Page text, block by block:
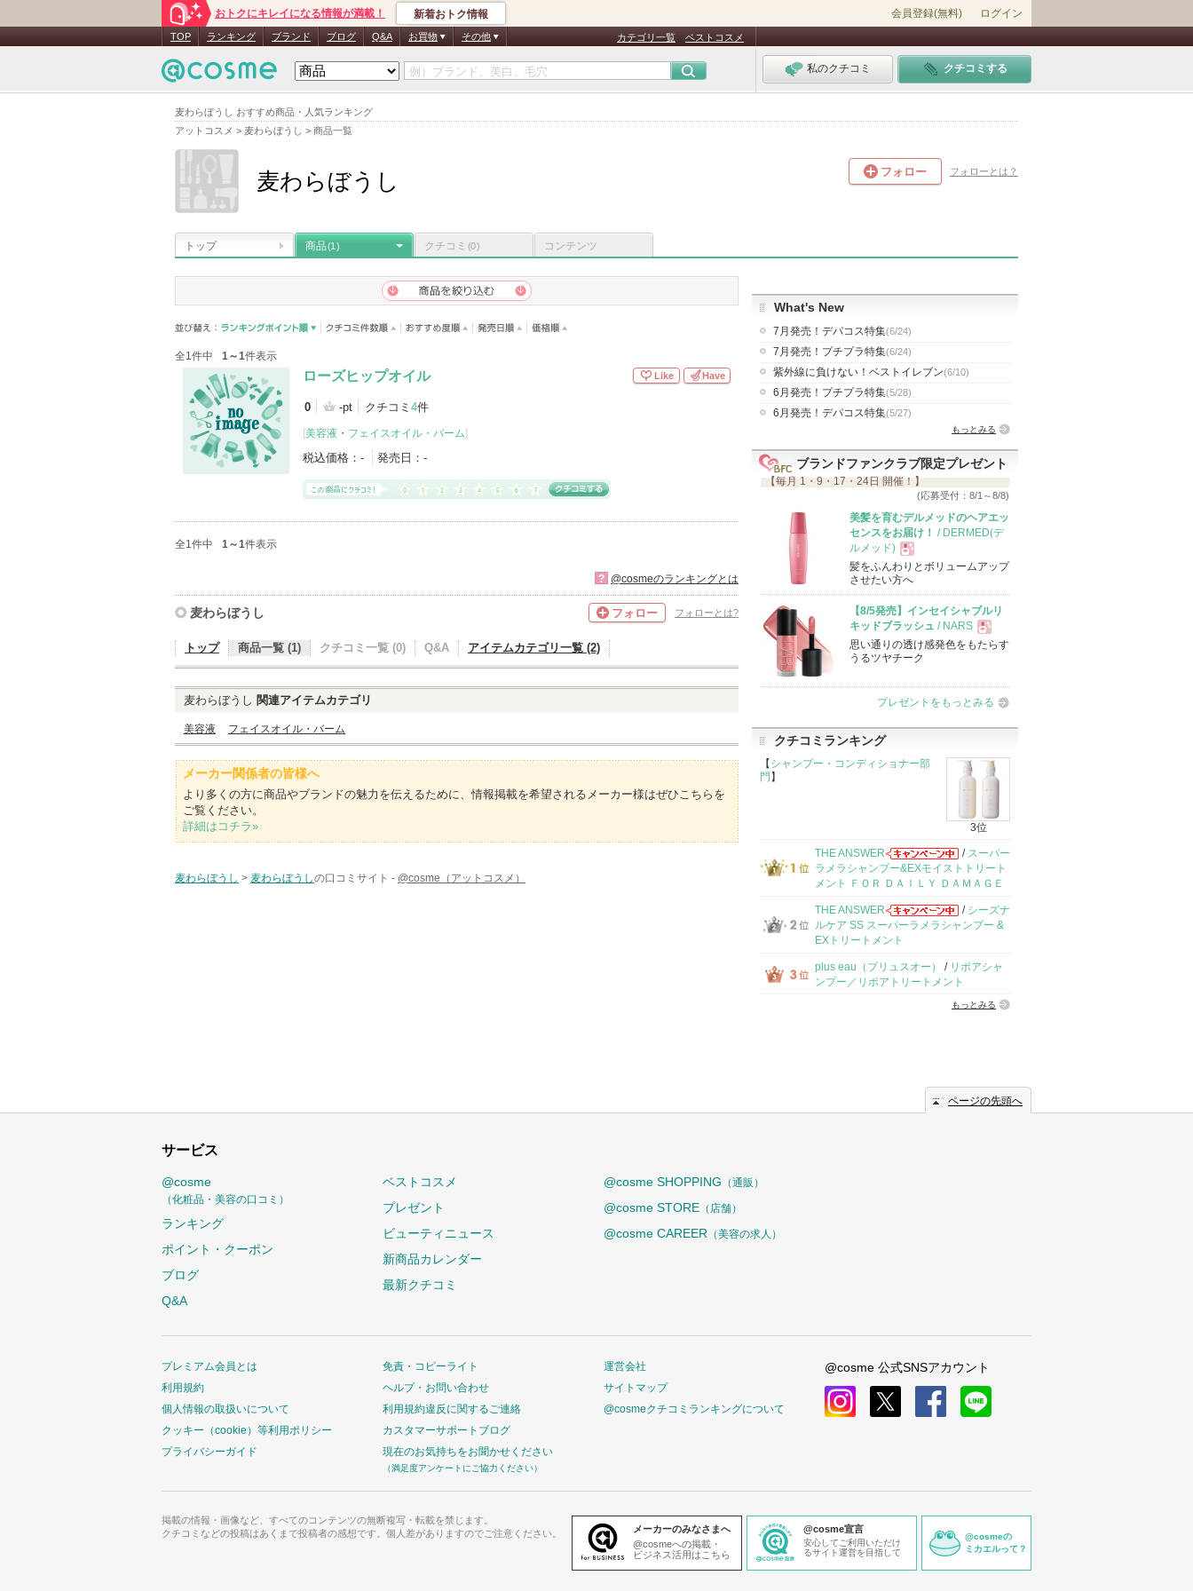
麦わらぼうし おすすめ商品・人気ランキング
アットコスメ > 麦わらぼうし > 商品一覧
おトクにキレイになる情報が満載！ 新着おトク情報 会員登録(無料) ログイン
TOP ランキング ブランド ブログ Q&A お買物 その他 カテゴリ一覧 ベストコスメ
私のクチコミ クチコミする
麦わらぼうし フォロー フォローとは？
トップ 商品(1) クチコミ (0) コンテンツ
全1件中 1～1件表示
ローズヒップオイル
0 -pt クチコミ 4件
[美容液 ・ フェイスオイル・バーム]
税込価格： - 発売日： -
Like Have
全1件中 1～1件表示
? @cosmeのランキングとは
麦わらぼうし フォロー フォローとは?
トップ 商品一覧 (1) クチコミ一覧 (0) Q&A アイテムカテゴリ一覧 (2)
麦わらぼうし 関連アイテムカテゴリ
美容液 フェイスオイル・バーム
メーカー関係者の皆様へ
より多くの方に商品やブランドの魅力を伝えるために、情報掲載を希望されるメーカー様はぜひこちらを
ご覧ください。
詳細はコチラ»
麦わらぼうし > 麦わらぼうしの口コミサイト - @cosme（アットコスメ）
What's New
7月発売！デパコス特集(6/24)
7月発売！プチプラ特集(6/24)
紫外線に負けない！ベストイレブン(6/10)
6月発売！プチプラ特集(5/28)
6月発売！デパコス特集(5/27)
もっとみる
ブランドファンクラブ限定プレゼント
【毎月 1・9・17・24日 開催！】
(応募受付：8/1～8/8)
美髪を育むデルメッドのヘアエッ
センスをお届け！
/ DERMED(デ
ルメッド)
現
品
髪をふんわりとボリュームアップ
させたい方へ
【8/5発売】インセイシャブルリ
キッドブラッシュ / NARS
現
品
思い通りの透け感発色をもたらす
うるツヤチーク
プレゼントをもっとみる
クチコミランキング
【 シャンプー・コンディショナー部
門 】
3位
THE ANSWER / スーパー
ラメラシャンプー&EXモイストトリート
メント ＦＯＲ ＤＡＩＬＹ ＤＡＭＡＧＥ
THE ANSWER / シーズナ
ルケア SS スーパーラメラシャンプー &
EXトリートメント
plus eau（プリュスオー） / リポアシャ
ンプー／リポアトリートメント
もっとみる
ページの先頭へ
サービス
@cosme
（化粧品・美容の口コミ）
ランキング
ポイント・クーポン
ブログ
Q&A
ベストコスメ
プレゼント
ビューティニュース
新商品カレンダー
最新クチコミ
@cosme SHOPPING （通販）
@cosme STORE （店舗）
@cosme CAREER （美容の求人）
プレミアム会員とは
利用規約
個人情報の取扱いについて
クッキー（cookie）等利用ポリシー
プライバシーガイド
免責・コピーライト
ヘルプ・お問い合わせ
利用規約違反に関するご連絡
カスタマーサポートブログ
現在のお気持ちをお聞かせください
（満足度アンケートにご協力ください）
運営会社
サイトマップ
@cosmeクチコミランキングについて
@cosme 公式SNSアカウント
掲載の情報・画像など、すべてのコンテンツの無断複写・転載を禁じます。
クチコミなどの投稿はあくまで投稿者の感想です。個人差がありますのでご注意ください。
メーカーのみなさまへ
@cosmeへの掲載・
ビジネス活用はこちら
@cosme宣言
安心してご利用いただけ
るサイト運営を目指して
@cosmeの
ミカエルって？